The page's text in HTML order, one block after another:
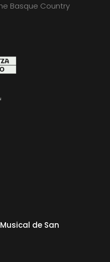
Basque Country
de San